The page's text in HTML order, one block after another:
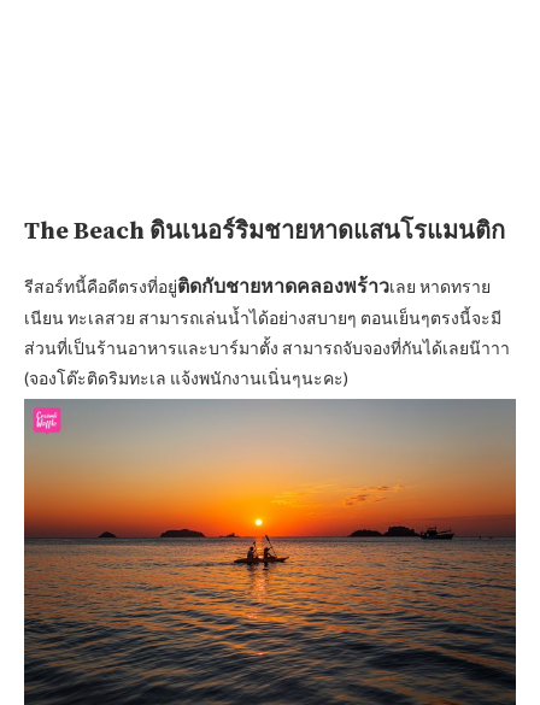
The Beach ดินเนอร์ริมชายหาดแสนโรแมนติก
รีสอร์ทนี้คือดีตรงที่อยู่ติดกับชายหาดคลองพร้าวเลย หาดทราย
เนียน ทะเลสวย สามารถเล่นน้ำได้อย่างสบายๆ ตอนเย็นๆตรงนี้จะมี
ส่วนที่เป็นร้านอาหารและบาร์มาตั้ง สามารถจับจองที่กันได้เลยน๊าาา
(จองโต๊ะติดริมทะเล แจ้งพนักงานเนิ่นๆนะคะ)